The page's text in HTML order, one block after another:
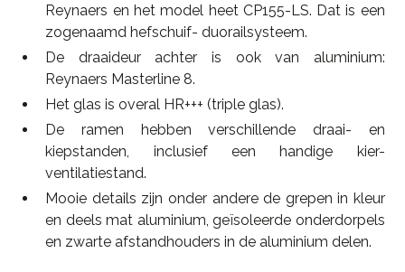
Reynaers en het model heet CP155-LS. Dat is een
zogenaamd hefschuif- duorailsysteem.
De draaideur achter is ook van aluminium:
Reynaers Masterline 8.
Het glas is overal HR+++ (triple glas).
De ramen hebben verschillende draai- en
kiepstanden, inclusief een handige kier-
ventilatiestand.
Mooie details zijn onder andere de grepen in kleur
en deels mat aluminium, geïsoleerde onderdorpels
en zwarte afstandhouders in de aluminium delen.